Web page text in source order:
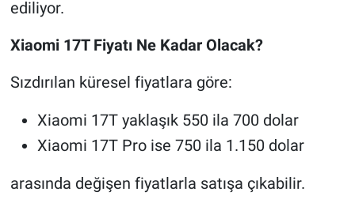
ediliyor.
Xiaomi 17T Fiyatı Ne Kadar Olacak?
Sızdırılan küresel fiyatlara göre:
Xiaomi 17T yaklaşık 550 ila 700 dolar
Xiaomi 17T Pro ise 750 ila 1.150 dolar
arasında değişen fiyatlarla satışa çıkabilir.